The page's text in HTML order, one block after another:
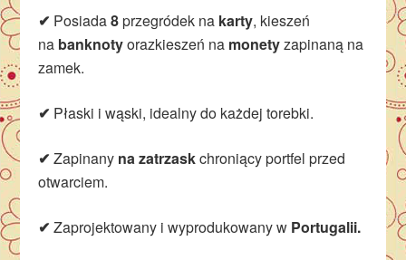
✔ Posiada8przegródek na karty, kieszeń
na banknotyorazkieszeń na monetyzapinaną na
zamek.
✔ Płaski i wąski, idealny do każdej torebki.
✔Zapinany na zatrzaskchroniący portfel przed
otwarciem.
✔Zaprojektowany i wyprodukowany w Portugalii.